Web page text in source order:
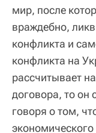
мир, после
враждебно,
конфликта и
конфликта на
рассчитывает
договора, то он
говоря о том,